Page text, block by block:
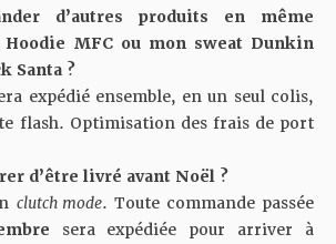
d’autres produits en même
MFC ou mon sweat Dunkin
Santa ?
expédié ensemble, en un seul colis,
flash. Optimisation des frais de port
d’être livré avant Noël ?
clutch mode. Toute commande passée
sera expédiée pour arriver à